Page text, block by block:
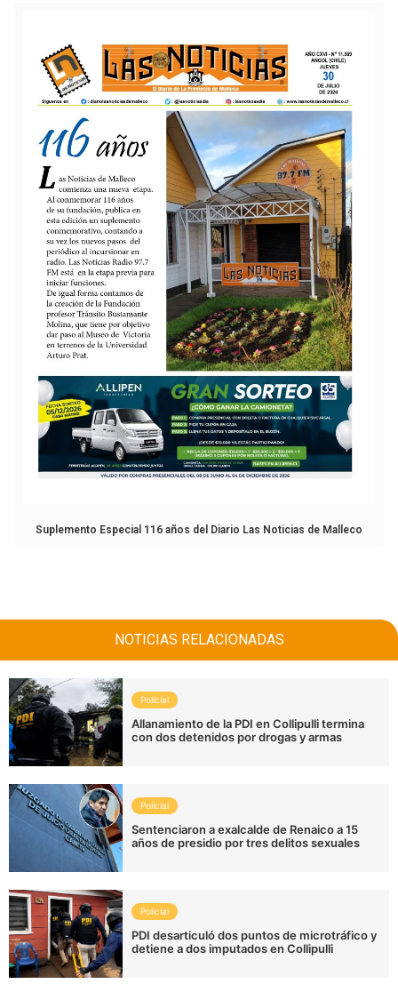
Suplemento Especial 116 años del Diario Las Noticias de Malleco
NOTICIAS RELACIONADAS
Policial
Allanamiento de la PDI en Collipulli termina
con dos detenidos por drogas y armas
Policial
Sentenciaron a exalcalde de Renaico a 15
años de presidio por tres delitos sexuales
Policial
PDI desarticuló dos puntos de microtráfico y
detiene a dos imputados en Collipulli